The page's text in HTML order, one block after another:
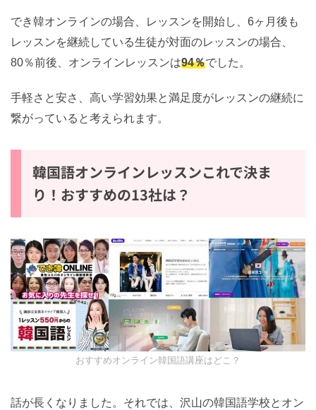
でき韓オンラインの場合、レッスンを開始し、6ヶ月後も
レッスンを継続している生徒が対面のレッスンの場合、
80％前後、オンラインレッスンは94％でした。
手軽さと安さ、高い学習効果と満足度がレッスンの継続に
繋がっていると考えられます。
韓国語オンラインレッスンこれで決ま
り！おすすめの13社は？
おすすめオンライン韓国語講座はどこ？
話が長くなりました。それでは、沢山の韓国語学校とオン